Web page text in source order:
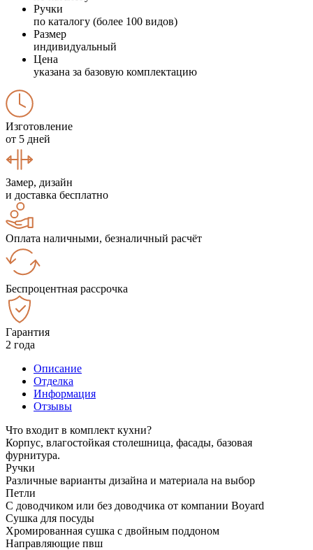
Ручки
по каталогу (более 100 видов)
Размер
индивидуальный
Цена
указана за базовую комплектацию
Изготовление
от 5 дней
Замер, дизайн
и доставка бесплатно
Оплата наличными, безналичный расчёт
Беспроцентная рассрочка
Гарантия
2 года
Описание
Отделка
Информация
Отзывы
Что входит в комплект кухни?
Корпус, влагостойкая столешница, фасады, базовая
фурнитура.
Ручки
Различные варианты дизайна и материала на выбор
Петли
С доводчиком или без доводчика от компании Boyard
Сушка для посуды
Хромированная сушка с двойным поддоном
Направляющие пвш